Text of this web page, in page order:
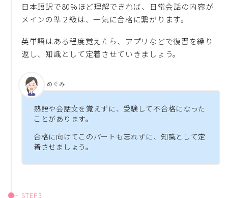
日本語訳で80%ほど理解できれば、日常会話の内容が
メインの準２級は、一気に合格に繋がります。
英単語はある程度覚えたら、アプリなどで復習を繰り
返し、知識として定着させていきましょう。
熟語や会話文を覚えずに、受験して不合格になった
ことがあります。
合格に向けてこのパートも忘れずに、知識として定
着させましょう。
めぐみ